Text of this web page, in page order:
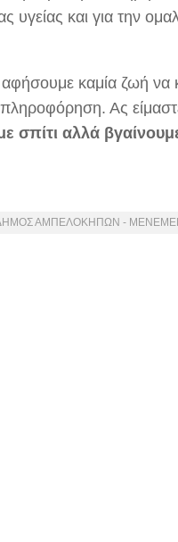
υγείας και για την
καμία ζωή να
Ας
σπίτι αλλά
ΑΜΠΕΛΟΚΗΠΩΝ -